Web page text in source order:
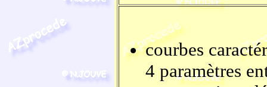
courbes
4 paramètres